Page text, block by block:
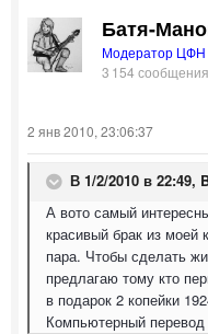
Батя-
Модератор
3 154 сообщения
2 янв 2010, 23:06:37
В 1/2/2010 в 22:49,
А вото самый
красивый брак из моей
пара. Чтобы сделать
предлагаю тому кто
в подарок 2 копейки
Компьютерный перевод